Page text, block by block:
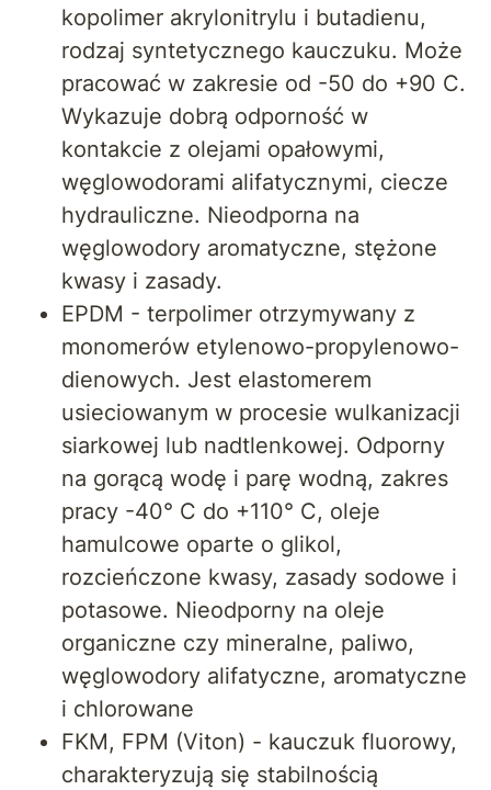
kopolimer akrylonitrylu i butadienu,
rodzaj syntetycznego kauczuku. Może
pracować w zakresie od -50 do +90 C.
Wykazuje dobrą odporność w
kontakcie z olejami opałowymi,
węglowodorami alifatycznymi, ciecze
hydrauliczne. Nieodporna na
węglowodory aromatyczne, stężone
kwasy i zasady.
EPDM - terpolimer otrzymywany z
monomerów etylenowo-propylenowo-
dienowych. Jest elastomerem
usieciowanym w procesie wulkanizacji
siarkowej lub nadtlenkowej. Odporny
na gorącą wodę i parę wodną, zakres
pracy -40° C do +110° C, oleje
hamulcowe oparte o glikol,
rozcieńczone kwasy, zasady sodowe i
potasowe. Nieodporny na oleje
organiczne czy mineralne, paliwo,
węglowodory alifatyczne, aromatyczne
i chlorowane
FKM, FPM (Viton) - kauczuk fluorowy,
charakteryzują się stabilnością